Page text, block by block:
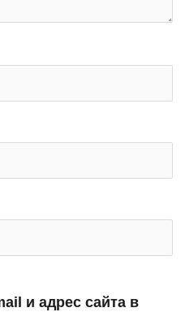
и адрес сайта в